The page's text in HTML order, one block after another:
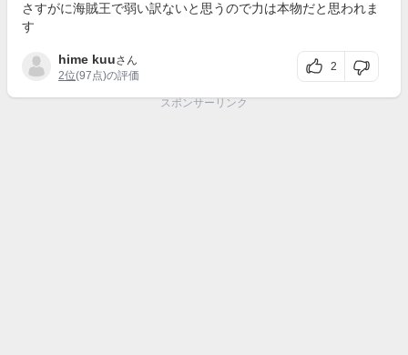
さすがに海賊王で弱い訳ないと思うので力は本物だと思われま
す
hime kuuさん
2位(97点)の評価
2
スポンサーリンク